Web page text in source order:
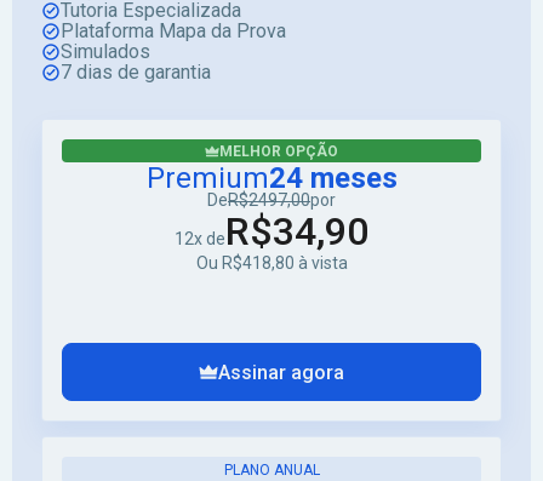
Tutoria Especializada
Plataforma Mapa da Prova
Simulados
7 dias de garantia
MELHOR OPÇÃO
Premium24 meses
DeR$2497,00por
12x deR$34,90
Ou R$418,80 à vista
Assinar agora
PLANO ANUAL